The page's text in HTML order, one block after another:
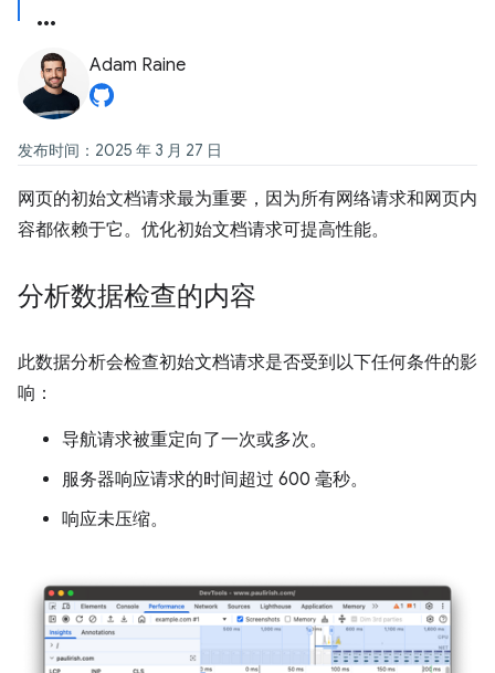
Adam Raine
发布时间：2025 年 3 月 27 日
网页的初始文档请求最为重要，因为所有网络请求和网页内
容都依赖于它。优化初始文档请求可提高性能。
分析数据检查的内容
此数据分析会检查初始文档请求是否受到以下任何条件的影
响：
导航请求被重定向了一次或多次。
服务器响应请求的时间超过 600 毫秒。
响应未压缩。